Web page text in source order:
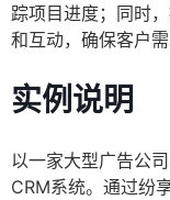
踪项目进度；同时
和互动，确保客户需
实例说明
以一家大型广告公
CRM系统。通过纷